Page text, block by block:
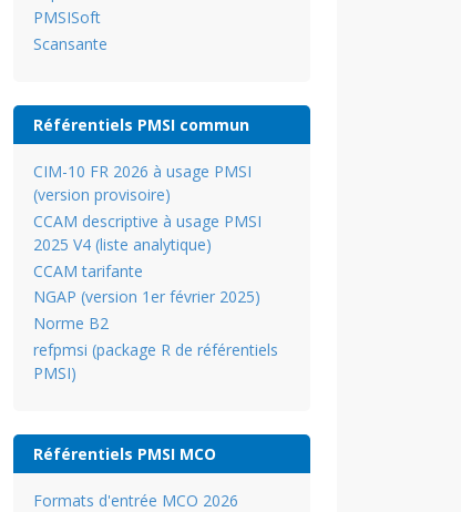
PMSISoft
Scansante
Référentiels PMSI commun
CIM-10 FR 2026 à usage PMSI
(version provisoire)
CCAM descriptive à usage PMSI
2025 V4 (liste analytique)
CCAM tarifante
NGAP (version 1er février 2025)
Norme B2
refpmsi (package R de référentiels
PMSI)
Référentiels PMSI MCO
Formats d'entrée MCO 2026